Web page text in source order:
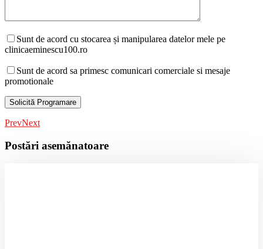
Sunt de acord cu stocarea și manipularea datelor mele pe
clinicaeminescu100.ro
Sunt de acord sa primesc comunicari comerciale si mesaje
promotionale
PrevNext
Postări asemănatoare